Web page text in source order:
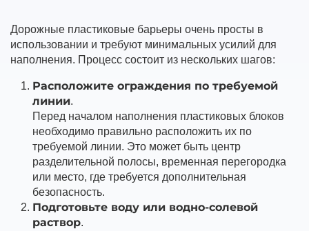
Дорожные пластиковые барьеры очень просты в
использовании и требуют минимальных усилий для
наполнения. Процесс состоит из нескольких шагов:
Расположите ограждения по требуемой
линии.
Перед началом наполнения пластиковых блоков
необходимо правильно расположить их по
требуемой линии. Это может быть центр
разделительной полосы, временная перегородка
или место, где требуется дополнительная
безопасность.
Подготовьте воду или водно-солевой
раствор.